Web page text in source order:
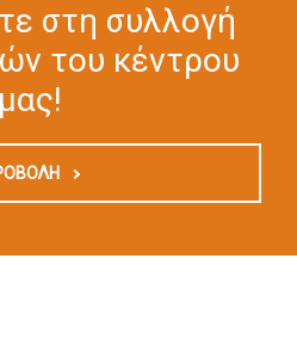
στη συλλογή
του κέντρου
μας!